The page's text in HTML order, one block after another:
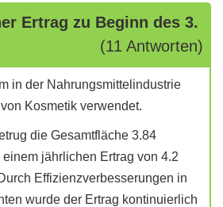
Ertrag zu Beginn des 3.
(11 Antworten)
in der Nahrungsmittelindustrie
Kosmetik verwendet.
die Gesamtfläche 3.84
jährlichen Ertrag von 4.2
Effizienzverbesserungen in
wurde der Ertrag kontinuierlich